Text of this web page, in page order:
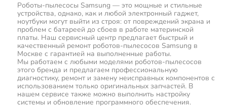
Роботы-пылесосы Samsung — это мощные и стильные
устройства, однако, как и любой электронный гаджет,
ноутбуки могут выйти из строя: от повреждений экрана и
проблем с батареей до сбоев в работе материнской
платы. Наш сервисный центр предлагает быстрый и
качественный ремонт роботов-пылесосов Samsung в
Москве с гарантией на выполненные работы.
Мы работаем с любыми моделями роботов-пылесосов
этого бренда и предлагаем профессиональную
диагностику, ремонт и замену неисправных компонентов с
использованием только оригинальных запчастей. В
нашем сервисе также можно выполнить настройку
системы и обновление программного обеспечения.